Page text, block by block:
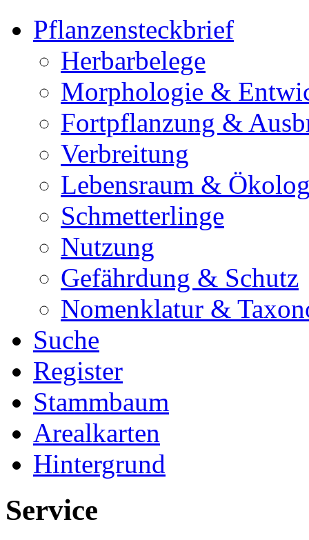
Pflanzensteckbrief
Herbarbelege
Morphologie &
Fortpflanzung &
Verbreitung
Lebensraum &
Schmetterlinge
Nutzung
Gefährdung & Schutz
Nomenklatur &
Suche
Register
Stammbaum
Arealkarten
Hintergrund
Service